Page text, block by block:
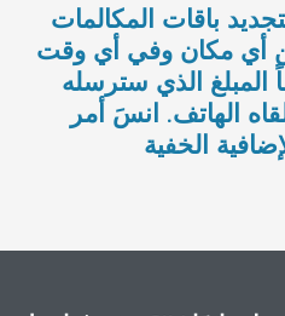
باقات المكالمات
من أي مكان وفي أي وقت
المبلغ الذي سترسله
الهاتف. انسَ أمر